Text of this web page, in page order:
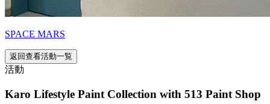
SPACE MARS
返回查看活動一覧
活動
Karo Lifestyle Paint Collection with 513 Paint Shop